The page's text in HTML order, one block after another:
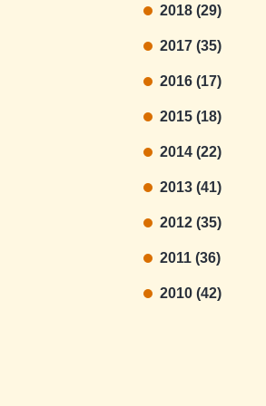
2018 (29)
2017 (35)
2016 (17)
2015 (18)
2014 (22)
2013 (41)
2012 (35)
2011 (36)
2010 (42)